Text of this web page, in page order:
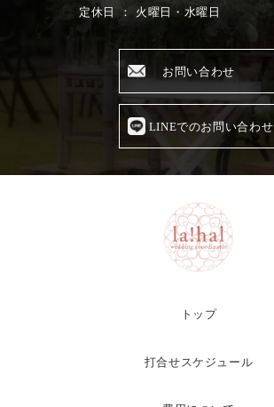
定休日 ： 火曜日・水曜日
お問い合わせ
LINEでのお問い合わせ
トップ
打合せスケジュール